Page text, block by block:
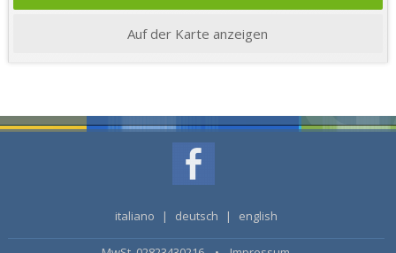
Auf der Karte anzeigen
italiano | deutsch | english